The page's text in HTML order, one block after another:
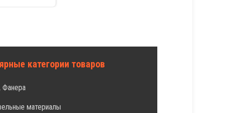
категории товаров
Фанера
материалы